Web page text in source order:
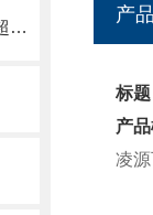
无隔板超过滤器/ULPA等级过滤器/超空气过滤器
产
标
产
凌